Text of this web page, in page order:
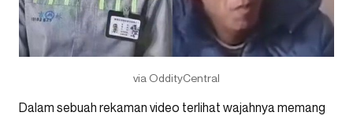
via OddityCentral
Dalam sebuah rekaman video terlihat wajahnya memang